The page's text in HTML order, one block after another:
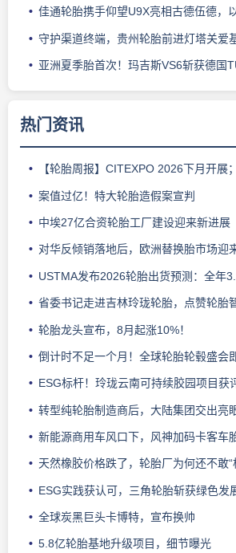
佳通轮胎携手仰望U9X亮相古德伍德，以轮
守护渠道终端，贵州轮胎前进灯塔关爱基金
亚洲夏季胎首次！玛吉斯VS6斩获德国
热门资讯
【轮胎周报】CITEXPO 2026下月开展；省委书记调研吉林玲珑；佳通推出新能源轻卡
案值过亿！特大轮胎造假案宣判
中埃27亿合资轮胎工厂建设迎来新进展
对华反倾销落地后，欧洲替换胎市场迎
USTMA发布2026轮胎出货预测：全年
省委书记走进吉林玲珑轮胎，点赞轮胎
轮胎龙头宣布，8月起涨10%！
倒计时不足一个月！全球轮胎轮毂盛会
ESG标杆！玲珑云南可持续胶园项目获
转型纯轮胎制造商后，大陆集团交出亮
新能源商用车风口下，风神加码卡客车
天然橡胶价格跌了，轮胎厂为何还不敢“
ESG实践获认可，三角轮胎斩获绿色发
全球炭黑巨头卡博特，宣布换帅
5.8亿轮胎基地升级项目，细节曝光